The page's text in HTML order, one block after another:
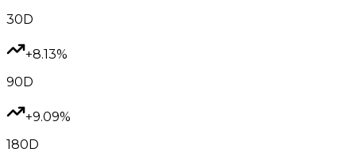
30D
+8.13%
90D
+9.09%
180D